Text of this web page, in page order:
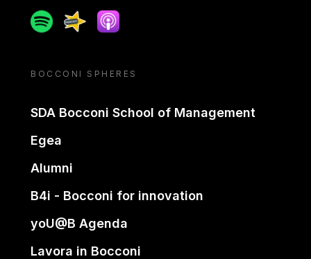
SpotifySpreakerApple podcast
BOCCONI SPHERES
SDA Bocconi School of Management
Egea
Alumni
B4i - Bocconi for innovation
yoU@B Agenda
Lavora in Bocconi